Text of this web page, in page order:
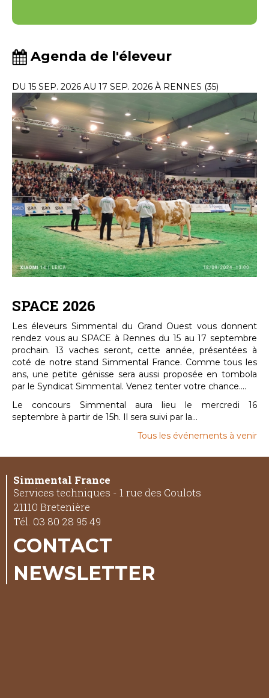
Agenda de l'éleveur
DU 15 SEP. 2026 AU 17 SEP. 2026 À RENNES (35)
SPACE 2026
Les éleveurs Simmental du Grand Ouest vous donnent
rendez vous au SPACE à Rennes du 15 au 17 septembre
prochain. 13 vaches seront, cette année, présentées à
coté de notre stand Simmental France. Comme tous les
ans, une petite génisse sera aussi proposée en tombola
par le Syndicat Simmental. Venez tenter votre chance....
Le concours Simmental aura lieu le mercredi 16
septembre à partir de 15h. Il sera suivi par la...
Tous les événements à venir
Simmental France
Services techniques - 1 rue des Coulots
21110 Bretenière
Tél. 03 80 28 95 49
CONTACT
NEWSLETTER